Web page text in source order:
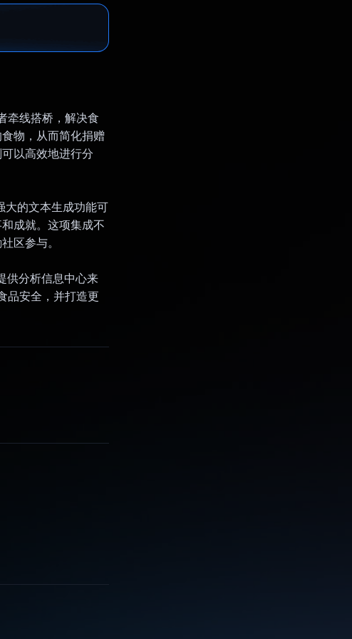
牵线搭桥，解决食
物，从而简化捐赠
以高效地进行分
大的文本生成功能可
成就。这项集成不
区参与。
供分析信息中心来
品安全，并打造更